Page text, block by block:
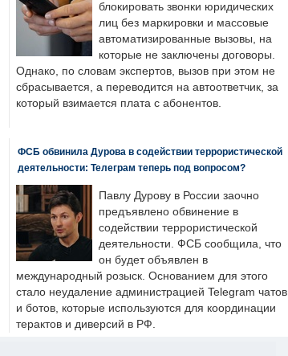
блокировать звонки юридических
лиц без маркировки и массовые
автоматизированные вызовы, на
которые не заключены договоры.
Однако, по словам экспертов, вызов при этом не
сбрасывается, а переводится на автоответчик, за
который взимается плата с абонентов.
ФСБ обвинила Дурова в содействии террористической
деятельности: Телеграм теперь под вопросом?
Павлу Дурову в России заочно
предъявлено обвинение в
содействии террористической
деятельности. ФСБ сообщила, что
он будет объявлен в
международный розыск. Основанием для этого
стало неудаление администрацией Telegram чатов
и ботов, которые используются для координации
терактов и диверсий в РФ.